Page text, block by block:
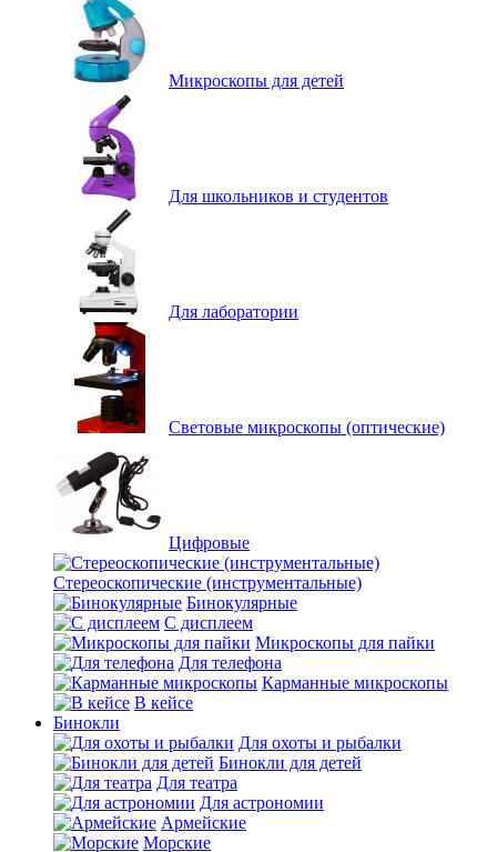
Микроскопы для детей
Для школьников и студентов
Для лаборатории
Световые микроскопы (оптические)
Цифровые
Стереоскопические (инструментальные)
Бинокулярные
С дисплеем
Микроскопы для пайки
Для телефона
Карманные микроскопы
В кейсе
Бинокли
Для охоты и рыбалки
Бинокли для детей
Для театра
Для астрономии
Армейские
Морские